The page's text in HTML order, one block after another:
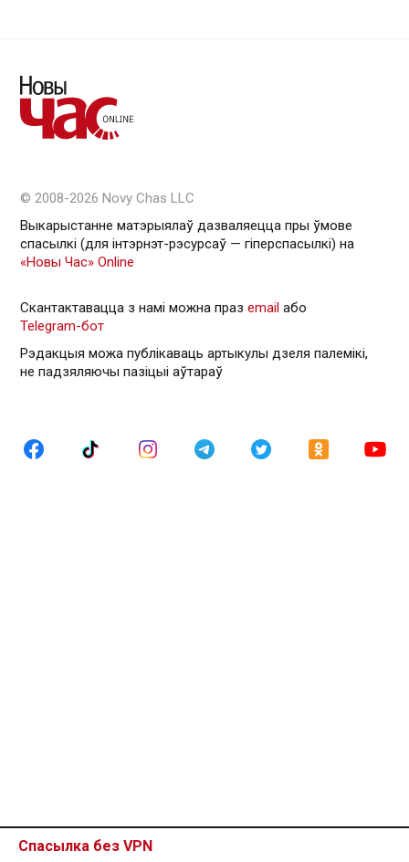
Спасылка без VPN
© 2008-2026 Novy Chas LLC
Выкарыстанне матэрыялаў дазваляецца пры ўмове
спасылкі (для інтэрнэт-рэсурсаў — гiперспасылкi) на
«Новы Час» Online
Скантактавацца з намі можна праз email або
Telegram-бот
Рэдакцыя можа публікаваць артыкулы дзеля палемікі,
не падзяляючы пазіцыі аўтараў